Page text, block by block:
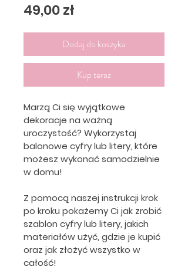
49,00 zł
Dodaj do koszyka
Kup teraz
Marzą Ci się wyjątkowe
dekoracje na ważną
uroczystość? Wykorzystaj
balonowe cyfry lub litery, które
możesz wykonać samodzielnie
w domu!
Z pomocą naszej instrukcji krok
po kroku pokażemy Ci jak zrobić
szablon cyfry lub litery, jakich
materiałów użyć, gdzie je kupić
oraz jak złożyć wszystko w
całość!